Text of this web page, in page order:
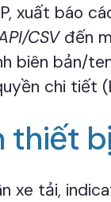
xuất báo
CSVđến
biên bản/
chi tiết
thiết
xe tải,